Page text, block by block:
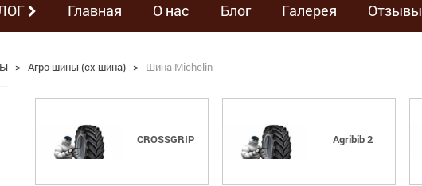
Главная О нас Блог Галерея Отзывы
> Агро шины (сх шина) > Шина Michelin
CROSSGRIP​ Agribib 2